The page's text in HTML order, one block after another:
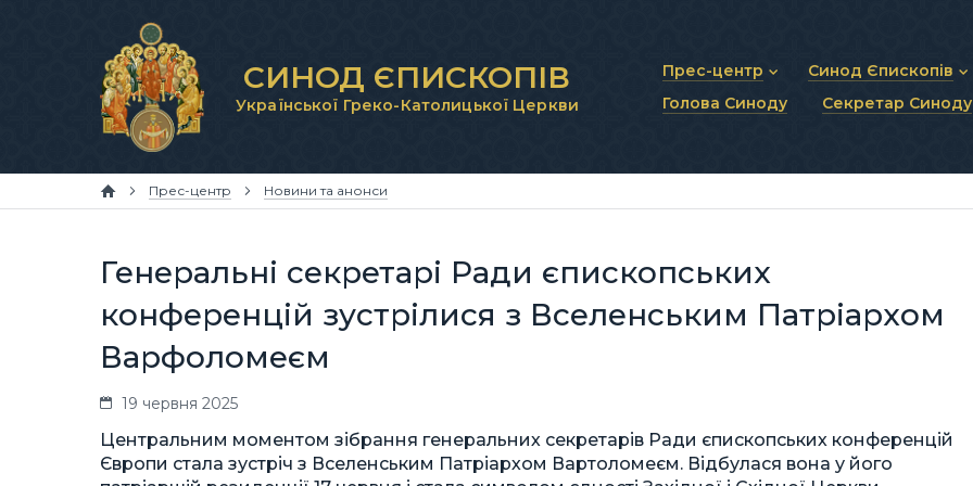
СИНОД ЄПИСКОПІВ
Української Греко-Католицької Церкви
Прес-центр
Новини та анонси
Синод Єпископів
Статут Синоду
Синодальні органи
Голова Синоду Секретар Синоду
Прес-центр Новини та анонси
Генеральні секретарі Ради єпископських
конференцій зустрілися з Вселенським Патріархом
Варфоломеєм
19 червня 2025
Центральним моментом зібрання генеральних секретарів Ради єпископських конференцій
Європи стала зустріч з Вселенським Патріархом Вартоломеєм. Відбулася вона у його